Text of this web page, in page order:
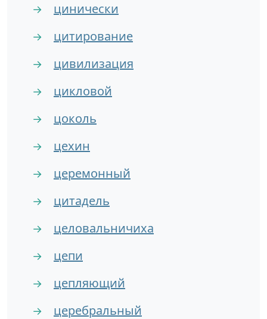
→ цинически
→ цитирование
→ цивилизация
→ цикловой
→ цоколь
→ цехин
→ церемонный
→ цитадель
→ целовальничиха
→ цепи
→ цепляющий
→ церебральный